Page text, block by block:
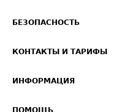
Звезды ATI.SU на вашем сайте
Средние ставки
БЕЗОПАСНОСТЬ
Светофор+
О формировании Паспорта
КОНТАКТЫ И ТАРИФЫ
Реклама на сайте
ИНФОРМАЦИЯ
ПОМОЩЬ